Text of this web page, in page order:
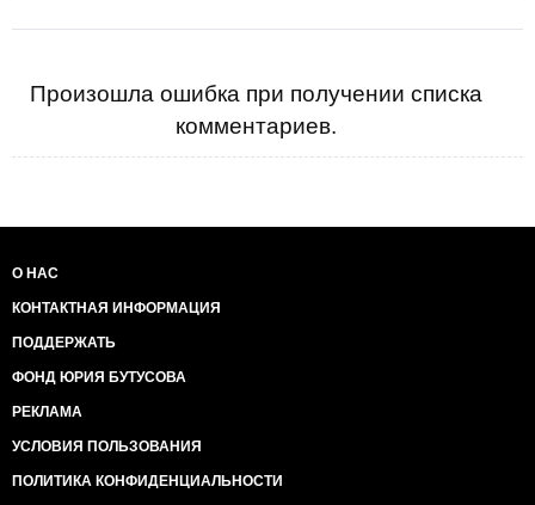
Произошла ошибка при получении списка
комментариев.
О НАС
КОНТАКТНАЯ ИНФОРМАЦИЯ
ПОДДЕРЖАТЬ
ФОНД ЮРИЯ БУТУСОВА
РЕКЛАМА
УСЛОВИЯ ПОЛЬЗОВАНИЯ
ПОЛИТИКА КОНФИДЕНЦИАЛЬНОСТИ